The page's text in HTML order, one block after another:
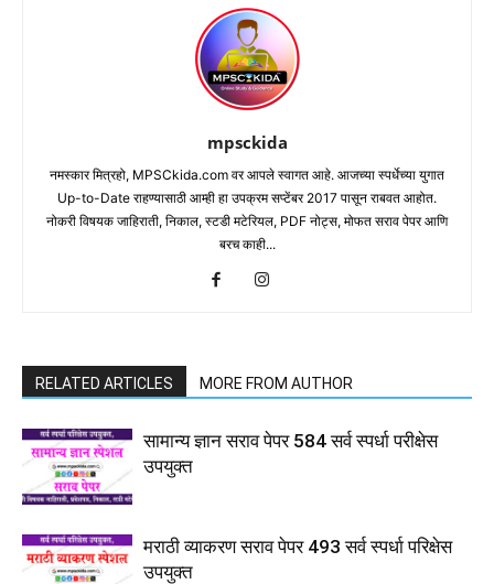
mpsckida
नमस्कार मित्रहो, MPSCkida.com वर आपले स्वागत आहे. आजच्या स्पर्धेच्या युगात
Up-to-Date राहण्यासाठी आम्ही हा उपक्रम सप्टेंबर 2017 पासून राबवत आहोत.
नोकरी विषयक जाहिराती, निकाल, स्टडी मटेरियल, PDF नोट्स, मोफत सराव पेपर आणि
बरच काही...
RELATED ARTICLES MORE FROM AUTHOR
सामान्य ज्ञान सराव पेपर 584 सर्व स्पर्धा परीक्षेस
उपयुक्त
मराठी व्याकरण सराव पेपर 493 सर्व स्पर्धा परिक्षेस
उपयुक्त